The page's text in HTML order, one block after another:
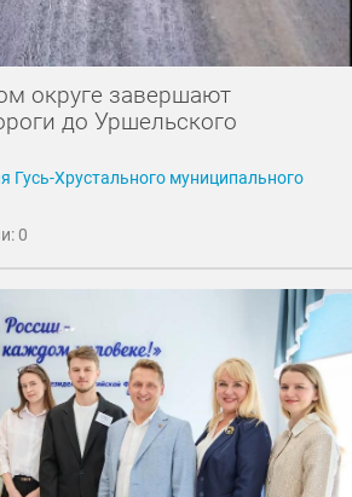
округе завершают
до Уршельского
Гусь-Хрустального муниципального
0